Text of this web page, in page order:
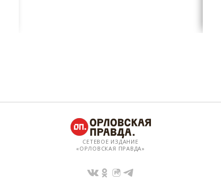
СЕТЕВОЕ ИЗДАНИЕ
«ОРЛОВСКАЯ ПРАВДА»